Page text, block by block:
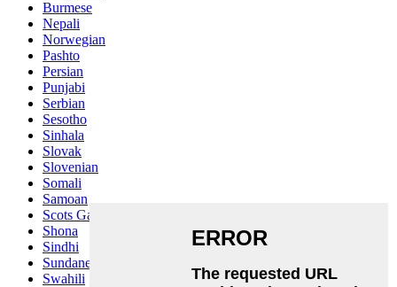
Burmese
Nepali
Norwegian
Pashto
Persian
Punjabi
Serbian
Sesotho
Sinhala
Slovak
Slovenian
Somali
Samoan
Scots Gaelic
Shona
Sindhi
Sundanese
Swahili